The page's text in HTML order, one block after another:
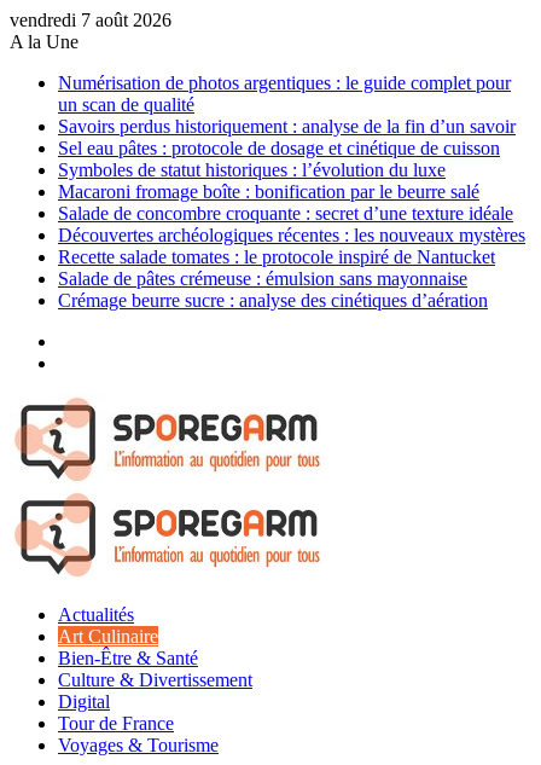
vendredi 7 août 2026
A la Une
Numérisation de photos argentiques : le guide complet pour
un scan de qualité
Savoirs perdus historiquement : analyse de la fin d’un savoir
Sel eau pâtes : protocole de dosage et cinétique de cuisson
Symboles de statut historiques : l’évolution du luxe
Macaroni fromage boîte : bonification par le beurre salé
Salade de concombre croquante : secret d’une texture idéale
Découvertes archéologiques récentes : les nouveaux mystères
Recette salade tomates : le protocole inspiré de Nantucket
Salade de pâtes crémeuse : émulsion sans mayonnaise
Crémage beurre sucre : analyse des cinétiques d’aération
Menu
Actualités
Art Culinaire
Bien-Être & Santé
Culture & Divertissement
Digital
Tour de France
Voyages & Tourisme